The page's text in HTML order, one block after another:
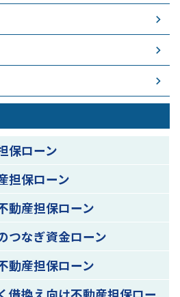
保ローン
担保ローン
動産担保ローン
つなぎ資金ローン
動産担保ローン